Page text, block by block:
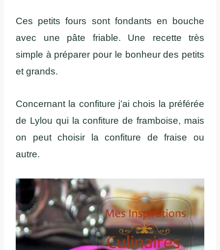
Ces petits fours sont fondants en bouche
avec une pâte friable. Une recette très
simple à préparer pour le bonheur des petits
et grands.
Concernant la confiture j’ai chois la préférée
de Lylou qui la confiture de framboise, mais
on peut choisir la confiture de fraise ou
autre.